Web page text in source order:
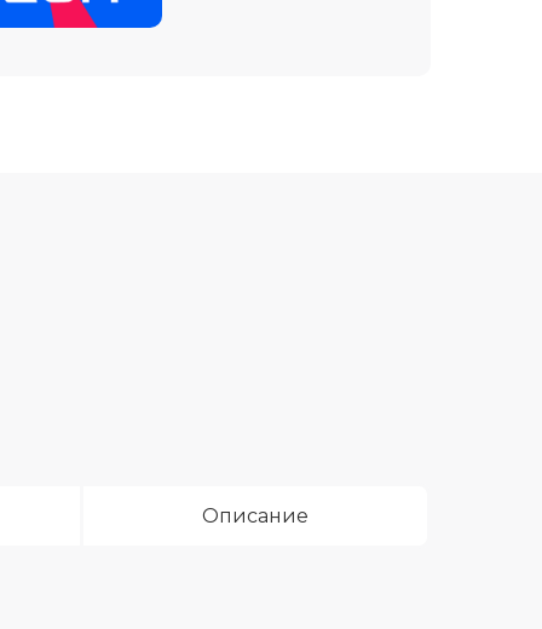
Описание